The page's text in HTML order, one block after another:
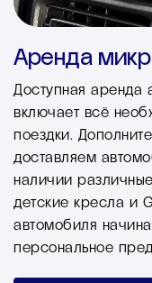
Аренда
Доступная аренда
включает всё
поездки.
доставляем
наличии
детские кресла и
автомобиля
персональное